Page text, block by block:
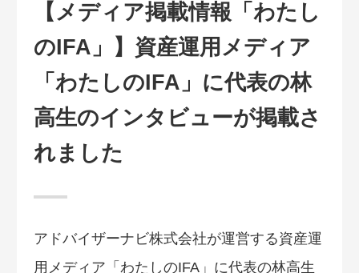
【メディア掲載情報「わたし
のIFA」】資産運用メディア
「わたしのIFA」に代表の林
高生のインタビューが掲載さ
れました
アドバイザーナビ株式会社が運営する資産運
用メディア「わたしのIFA」に代表の林高生